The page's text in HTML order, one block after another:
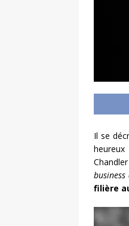
Il se
heureux
Chandler
filière